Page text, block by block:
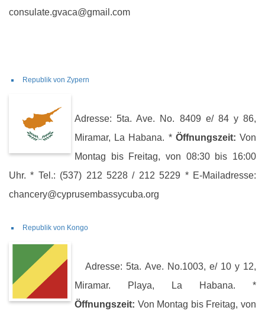
consulate.gvaca@gmail.com
Republik von Zypern
Adresse: 5ta. Ave. No. 8409 e/ 84 y 86,
Miramar, La Habana. * Öffnungszeit: Von
Montag bis Freitag, von 08:30 bis 16:00
Uhr. * Tel.: (537) 212 5228 / 212 5229 * E-Mailadresse:
chancery@cyprusembassycuba.org
Republik von Kongo
Adresse: 5ta. Ave. No.1003, e/ 10 y 12,
Miramar. Playa, La Habana. *
Öffnungszeit: Von Montag bis Freitag, von